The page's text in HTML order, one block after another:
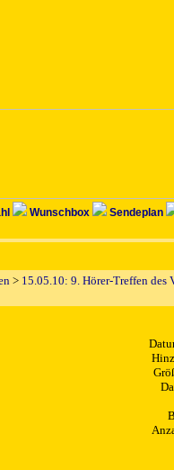
Wunschbox
Sendeplan
> 15.05.10: 9. Hörer-Treffen des